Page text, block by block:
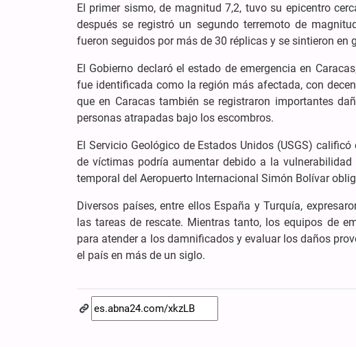
El primer sismo, de magnitud 7,2, tuvo su epicentro
después se registró un segundo terremoto de
fueron seguidos por más de 30 réplicas y se sintieron en
El Gobierno declaró el estado de emergencia en
fue identificada como la región más afectada, con
que en Caracas también se registraron importantes
personas atrapadas bajo los escombros.
El Servicio Geológico de Estados Unidos (USGS)
de víctimas podría aumentar debido a la
temporal del Aeropuerto Internacional Simón Bolívar
Diversos países, entre ellos España y Turquía,
las tareas de rescate. Mientras tanto, los equipos de
para atender a los damnificados y evaluar los daños
el país en más de un siglo.